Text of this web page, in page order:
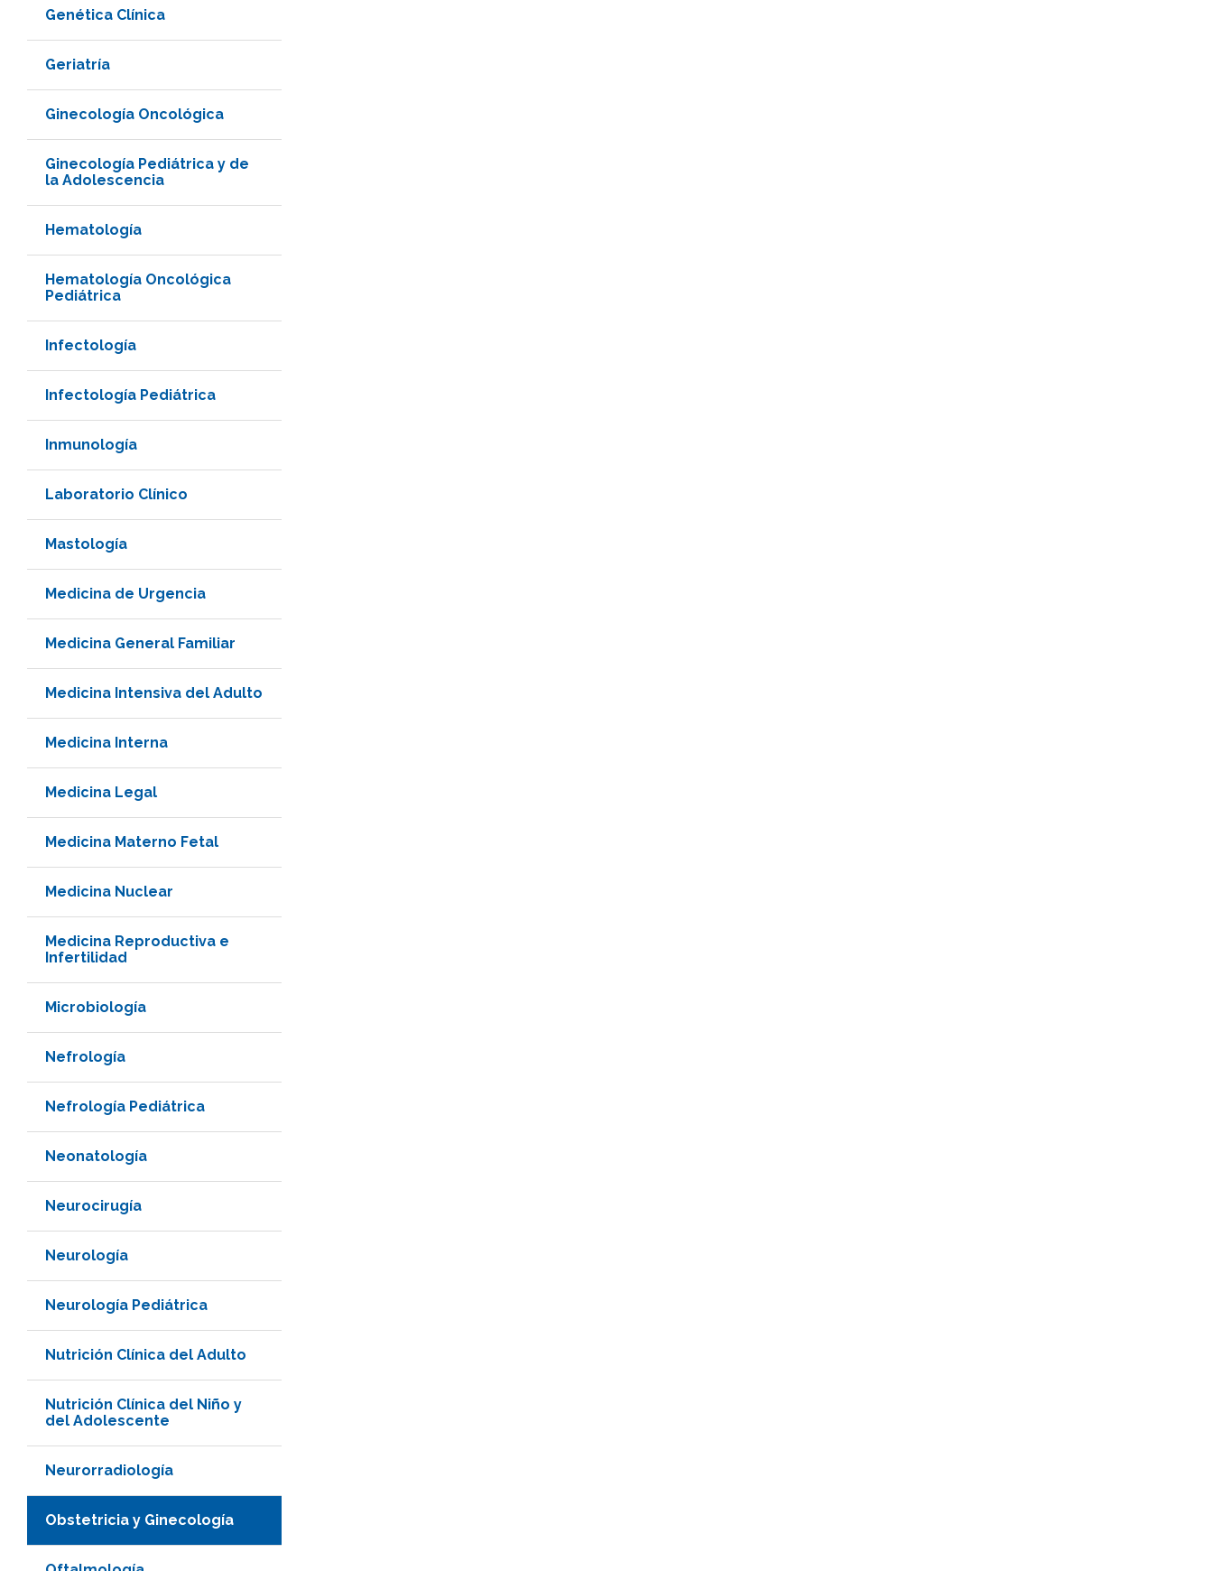
Genética Clínica
Geriatría
Ginecología Oncológica
Ginecología Pediátrica y de
la Adolescencia
Hematología
Hematología Oncológica
Pediátrica
Infectología
Infectología Pediátrica
Inmunología
Laboratorio Clínico
Mastología
Medicina de Urgencia
Medicina General Familiar
Medicina Intensiva del Adulto
Medicina Interna
Medicina Legal
Medicina Materno Fetal
Medicina Nuclear
Medicina Reproductiva e
Infertilidad
Microbiología
Nefrología
Nefrología Pediátrica
Neonatología
Neurocirugía
Neurología
Neurología Pediátrica
Nutrición Clínica del Adulto
Nutrición Clínica del Niño y
del Adolescente
Neurorradiología
Obstetricia y Ginecología